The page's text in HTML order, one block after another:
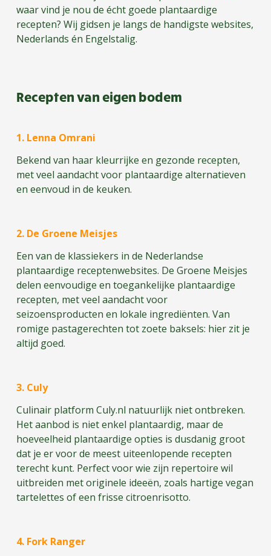
waar vind je nou de écht goede plantaardige
recepten? Wij gidsen je langs de handigste websites,
Nederlands én Engelstalig.
Recepten van eigen bodem
1. Lenna Omrani
Bekend van haar kleurrijke en gezonde recepten,
met veel aandacht voor plantaardige alternatieven
en eenvoud in de keuken.
2. De Groene Meisjes
Een van de klassiekers in de Nederlandse
plantaardige receptenwebsites. De Groene Meisjes
delen eenvoudige en toegankelijke plantaardige
recepten, met veel aandacht voor
seizoensproducten en lokale ingrediënten. Van
romige pastagerechten tot zoete baksels: hier zit je
altijd goed.
3. Culy
Culinair platform Culy.nl natuurlijk niet ontbreken.
Het aanbod is niet enkel plantaardig, maar de
hoeveelheid plantaardige opties is dusdanig groot
dat je er voor de meest uiteenlopende recepten
terecht kunt. Perfect voor wie zijn repertoire wil
uitbreiden met originele ideeën, zoals hartige vegan
tartelettes of een frisse citroenrisotto.
4. Fork Ranger